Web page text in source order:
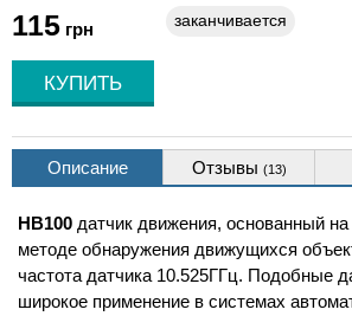
115 грн заканчивается
Описание Отзывы (13)
HB100 датчик движения, основанный
методе обнаружения движущихся
частота датчика 10.525ГГц. Подобные
широкое применение в системах